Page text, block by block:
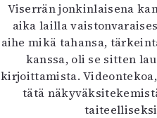
Viserrän jonkinlaisena
aika lailla
aihe mikä tahansa,
kanssa, oli se sitten
kirjoittamista.
tätä